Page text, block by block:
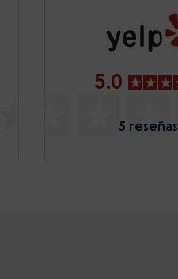
5.0
5 reseñas